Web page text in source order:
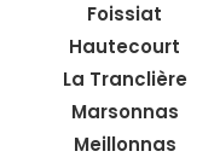
Foissiat
Hautecourt
La Tranclière
Marsonnas
Meillonnas